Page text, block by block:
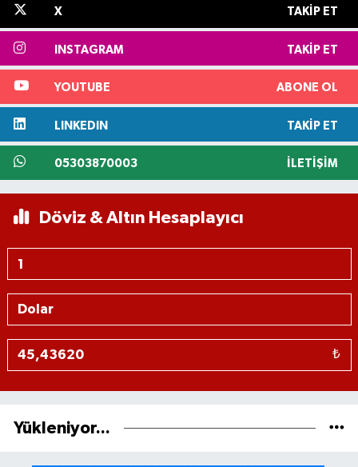
X TAKIP ET
INSTAGRAM TAKIP ET
YOUTUBE ABONE OL
LINKEDIN TAKIP ET
05303870003 İLETIŞIM
Döviz & Altın Hesaplayıcı
₺
Yükleniyor...